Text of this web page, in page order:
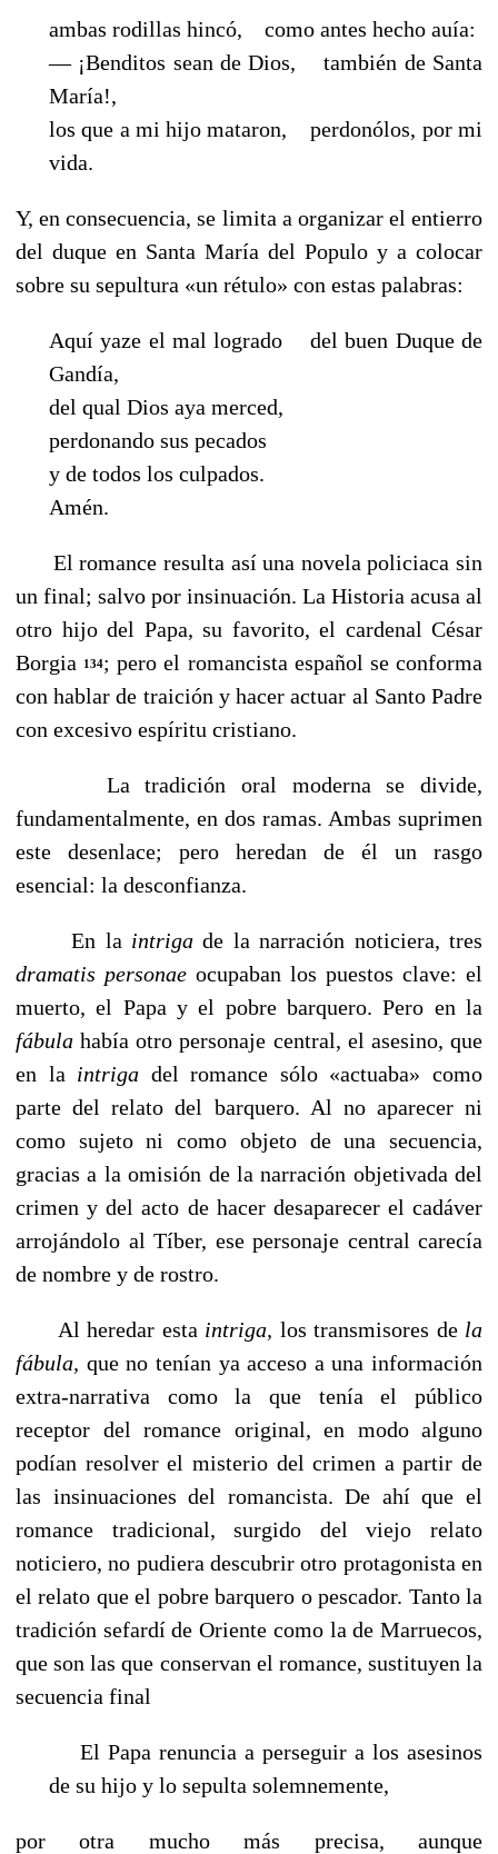
ambas rodillas hincó, como antes hecho auía:
— ¡Benditos sean de Dios, también de Santa
María!,
los que a mi hijo mataron, perdonólos, por mi
vida.
Y, en consecuencia, se limita a organizar el entierro
del duque en Santa María del Populo y a colocar
sobre su sepultura «un rétulo» con estas palabras:
Aquí yaze el mal logrado del buen Duque de
Gandía,
del qual Dios aya merced,
perdonando sus pecados
y de todos los culpados.
Amén.
El romance resulta así una novela policiaca sin
un final; salvo por insinuación. La Historia acusa al
otro hijo del Papa, su favorito, el cardenal César
Borgia
134; pero el romancista español se conforma
con hablar de traición y hacer actuar al Santo Padre
con excesivo espíritu cristiano.
La tradición oral moderna se divide,
fundamentalmente, en dos ramas. Ambas suprimen
este desenlace; pero heredan de él un rasgo
esencial: la desconfianza.
En la intrigade la narración noticiera, tres
dramatis personae ocupaban los puestos clave: el
muerto, el Papa y el pobre barquero. Pero en la
fábulahabía otro personaje central, el asesino, que
en la intriga del romance sólo «actuaba» como
parte del relato del barquero. Al no aparecer ni
como sujeto ni como objeto de una secuencia,
gracias a la omisión de la narración objetivada del
crimen y del acto de hacer desaparecer el cadáver
arrojándolo al Tíber, ese personaje central carecía
de nombre y de rostro.
Al heredar esta intriga, los transmisores de la
fábula, que no tenían ya acceso a una información
extra-narrativa como la que tenía el público
receptor del romance original, en modo alguno
podían resolver el misterio del crimen a partir de
las insi­nuaciones del romancista. De ahí que el
romance tradicional, surgido del viejo re­lato
noticiero, no pudiera descubrir otro protagonista en
el relato que el pobre barquero o pescador. Tanto la
tradición sefardí de Oriente como la de Marruecos,
que son las que conservan el romance, sustituyen la
secuencia final
El Papa renuncia a perseguir a los asesinos
de su hijo y lo sepulta solemnemente,
por otra mucho más precisa, aunque